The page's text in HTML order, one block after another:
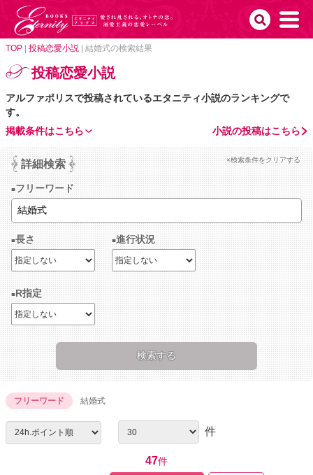
TOP 投稿恋愛小説 結婚式の検索結果
投稿恋愛小説
アルファポリスで投稿されているエタニティ小説のランキングで
す。
小説の投稿はこちら
掲載条件はこちら
詳細検索 ×検索条件をクリアする
フリーワード
長さ 進行状況
R指定
フリーワード 結婚式
件
47件